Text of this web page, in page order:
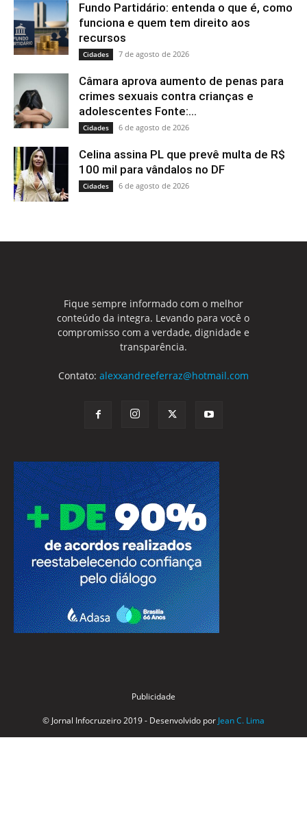
Fundo Partidário: entenda o que é, como
funciona e quem tem direito aos
recursos
Cidades 7 de agosto de 2026
Câmara aprova aumento de penas para
crimes sexuais contra crianças e
adolescentes Fonte:...
Cidades 6 de agosto de 2026
Celina assina PL que prevê multa de R$
100 mil para vândalos no DF
Cidades 6 de agosto de 2026
Fique sempre informado com o melhor
conteúdo da integra. Levando para você o
compromisso com a verdade, dignidade e
transparência.
Contato: alexxandreeferraz@hotmail.com
Publicidade
© Jornal Infocruzeiro 2019 - Desenvolvido por Jean C. Lima